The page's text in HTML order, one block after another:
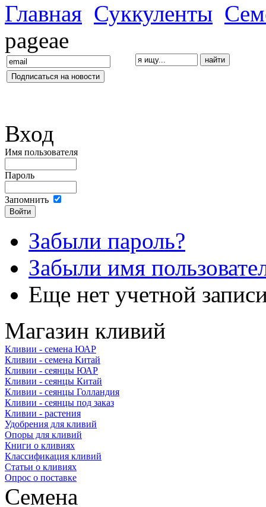
Главная Суккуленты
pageae
Вход
Имя пользователя
Пароль
Запомнить
Забыли пароль?
Забыли имя
Еще нет учетной
Магазин кливий
Кливии - семена ЮАР
Кливии - семена Китай
Кливии - сеянцы ЮАР
Кливии - сеянцы Китай
Кливии - сеянцы Голландия
Кливии - сеянцы под заказ
Кливии - растения
Удобрения для кливий
Опоры для кливий
Книги о кливиях
Классификация кливий
Статьи о кливиях
Опрос о поставке
Семена